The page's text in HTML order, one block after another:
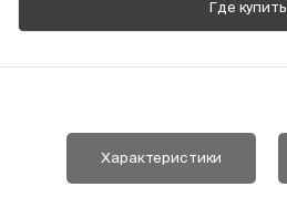
Где купить
Характеристики